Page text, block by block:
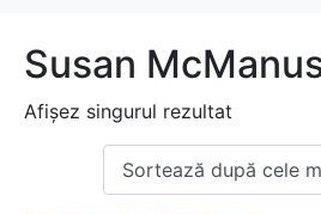
Susan
Afișez singurul rezultat